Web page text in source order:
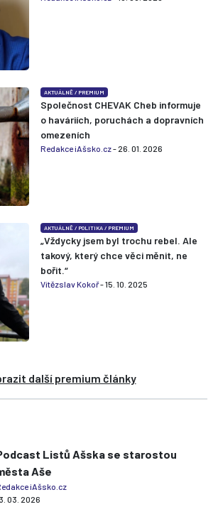
AKTUÁLNĚ /PREMIUM
Společnost CHEVAK Cheb informuje
o haváriích, poruchách a dopravních
omezeních
Redakce iAšsko.cz- 26. 01. 2026
AKTUÁLNĚ /POLITIKA /PREMIUM
„Vždycky jsem byl trochu rebel. Ale
takový, který chce věci měnit, ne
bořit.“
Vítězslav Kokoř- 15. 10. 2025
další premium články
Listů Ašska se starostou
Aše
iAšsko.cz
03. 2026